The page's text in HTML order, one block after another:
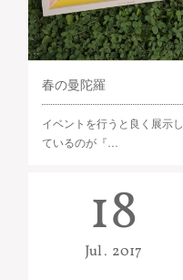
春の曼陀羅
イベントを行うと良く展示し
ているのが『…
18
Jul 2017